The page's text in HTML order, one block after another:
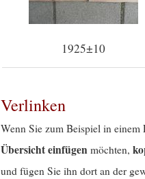
1925±10
Verlinken
Wenn Sie zum Beispiel in
Übersicht einfügen möchten,
und fügen Sie ihn dort an der